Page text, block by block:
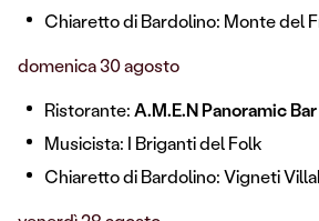
Chiaretto di Bardolino: Monte del
domenica 30 agosto
Ristorante:A.M.E.N Panoramic
Musicista: I Briganti del Folk
Chiaretto di Bardolino: Vigneti